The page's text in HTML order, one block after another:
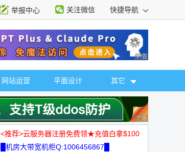
举报中心 关注微信 快捷导航
广告 商业广告，理
网站运营 平面设计 其它
广告 商业广告，理
<推荐>云服务器注册免费领★充值白拿$100
█机房大带宽机柜Q:1006456867█